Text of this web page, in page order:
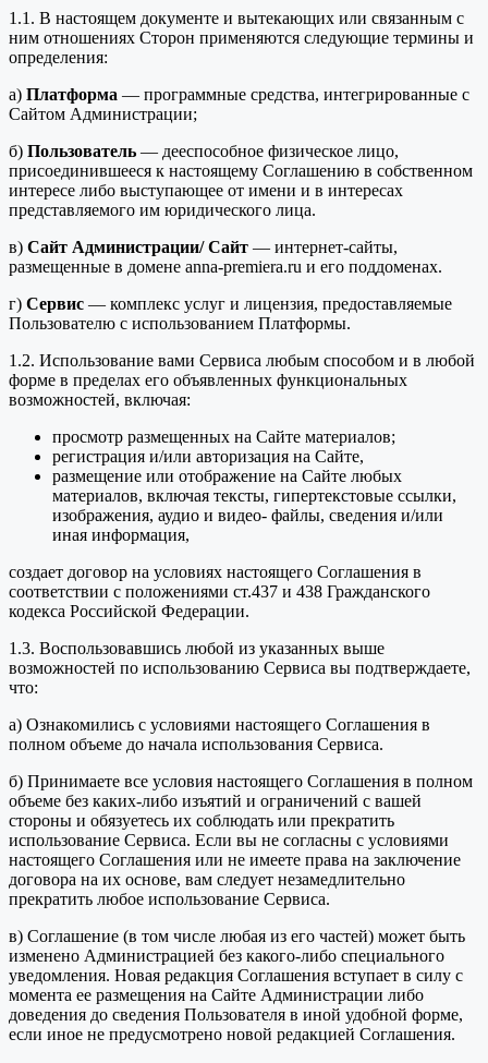
1.1. В настоящем документе и вытекающих или связанным с
ним отношениях Сторон применяются следующие термины и
определения:
а) Платформа — программные средства, интегрированные с
Сайтом Администрации;
б) Пользователь — дееспособное физическое лицо,
присоединившееся к настоящему Соглашению в собственном
интересе либо выступающее от имени и в интересах
представляемого им юридического лица.
в) Сайт Администрации/ Сайт — интернет-сайты,
размещенные в домене anna-premiera.ru и его поддоменах.
г) Сервис — комплекс услуг и лицензия, предоставляемые
Пользователю с использованием Платформы.
1.2. Использование вами Сервиса любым способом и в любой
форме в пределах его объявленных функциональных
возможностей, включая:
просмотр размещенных на Сайте материалов;
регистрация и/или авторизация на Сайте,
размещение или отображение на Сайте любых
материалов, включая тексты, гипертекстовые ссылки,
изображения, аудио и видео- файлы, сведения и/или
иная информация,
создает договор на условиях настоящего Соглашения в
соответствии с положениями ст.437 и 438 Гражданского
кодекса Российской Федерации.
1.3. Воспользовавшись любой из указанных выше
возможностей по использованию Сервиса вы подтверждаете,
что:
а) Ознакомились с условиями настоящего Соглашения в
полном объеме до начала использования Сервиса.
б) Принимаете все условия настоящего Соглашения в полном
объеме без каких-либо изъятий и ограничений с вашей
стороны и обязуетесь их соблюдать или прекратить
использование Сервиса. Если вы не согласны с условиями
настоящего Соглашения или не имеете права на заключение
договора на их основе, вам следует незамедлительно
прекратить любое использование Сервиса.
в) Соглашение (в том числе любая из его частей) может быть
изменено Администрацией без какого-либо специального
уведомления. Новая редакция Соглашения вступает в силу с
момента ее размещения на Сайте Администрации либо
доведения до сведения Пользователя в иной удобной форме,
если иное не предусмотрено новой редакцией Соглашения.